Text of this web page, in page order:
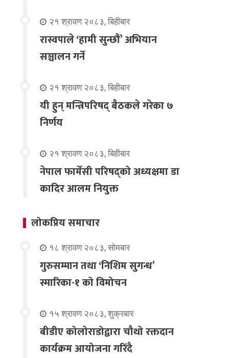
२१ श्रावण २०८३, बिहीबार
रास्वपाले ‘हामी सुन्छौँ’ अभियान
सञ्चालन गर्ने
२१ श्रावण २०८३, बिहीबार
यी हुन् मन्त्रिपरिषद् बैठकले गरेका ७
निर्णय
२१ श्रावण २०८३, बिहीबार
नेपाल फार्मेसी परिषद्को अध्यक्षमा डा
कादिर आलम नियुक्त
लोकप्रिय समाचार
१८ श्रावण २०८३, सोमबार
गुरुसम्मान तथा ‘निशिम सुगन्ध’
स्मारिका-१ को विमोचन
१५ श्रावण २०८३, शुक्रबार
बीडीए कोलोराडोद्वारा चौथो रक्तदान
कार्यक्रम आयोजना गरिंदै